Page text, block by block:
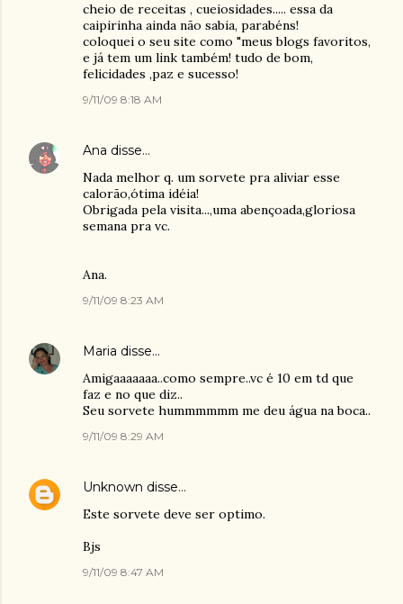
cheio de receitas , cueiosidades..... essa da
caipirinha ainda não sabia, parabéns!
coloquei o seu site como "meus blogs favoritos,
e já tem um link também! tudo de bom,
felicidades ,paz e sucesso!
9/11/09 8:18 AM
Ana disse…
Nada melhor q. um sorvete pra aliviar esse
calorão,ótima idéia!
Obrigada pela visita...,uma abençoada,gloriosa
semana pra vc.
Ana.
9/11/09 8:23 AM
Maria disse…
Amigaaaaaaa..como sempre..vc é 10 em td que
faz e no que diz..
Seu sorvete hummmmmm me deu água na boca..
9/11/09 8:29 AM
Unknown disse…
Este sorvete deve ser optimo.
Bjs
9/11/09 8:47 AM